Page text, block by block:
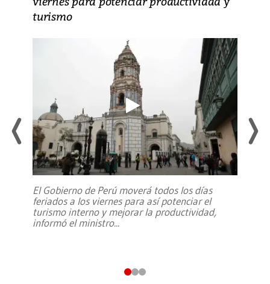
turismo
El Gobierno de Perú moverá todos los días
feriados a los viernes para así potenciar el
turismo interno y mejorar la productividad,
informó el ministro...